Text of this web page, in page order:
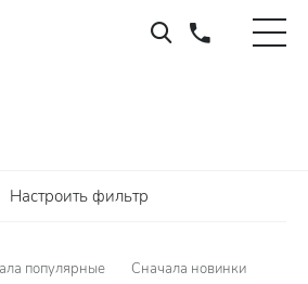
Настроить фильтр
популярные
Сначала новинки